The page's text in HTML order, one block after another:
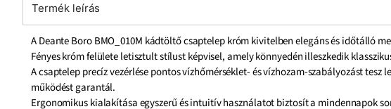
Termék leírás
A Deante Boro BMO_010M kádtöltő csaptelep króm kivitelben elegáns és időtálló
Fényes króm felülete letisztult stílust képvisel, amely könnyedén illeszkedik
A csaptelep precíz vezérlése pontos vízhőmérséklet- és vízhozam-szabályozást
működést garantál.
Ergonomikus kialakítása egyszerű és intuitív használatot biztosít a mindennapok